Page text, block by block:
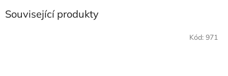
Související produkty
Kód: 971